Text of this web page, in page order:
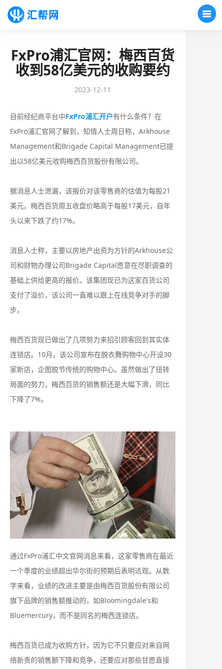
FxPro浦汇官网：梅西百货
收到58亿美元的收购要约
2023-12-11
目前经纪商平台中FxPro浦汇开户有什么条件？在
FxPro浦汇官网了解到，知情人士周日称，Arkhouse
Management和Brigade Capital Management已提
出以58亿美元收购梅西百货股份有限公司。
据消息人士泄漏，该报价对该零售商的估值为每股21
美元。梅西百货周五收盘价略高于每股17美元，自年
头以来下跌了约17%。
消息人士称，主要以房地产出资为方针的Arkhouse公
司和财物办理公司Brigade Capital愿意在尽职调查的
基础上供给更高的报价。该集团现已为这家百货公司
支付了溢价，该公司一直难以跟上在线竞争对手的脚
步。
梅西百货现已做出了几项努力来招引顾客回到其实体
连锁店。10月，该公司宣布在脱衣舞购物中心开设30
家新店，企图脱节传统的购物中心。虽然做出了扭转
局面的努力，梅西百货的销售额还是大幅下滑，同比
下降了7%。
通过FxPro浦汇中文官网消息来看，这家零售商在最近
一个季度的业绩超出华尔街的预期后表明达观。从数
字来看，业绩的改进主要是由梅西百货股份有限公司
旗下品牌的销售额推动的，如Bloomingdale's和
Bluemercury，而不是同名的梅西连锁店。
梅西百货已成为收购方针，因为它不只要应对来自网
络新贵的销售额下降和竞争，还要应对那些甘愿直接